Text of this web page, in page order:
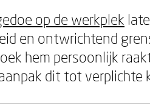
op de werkplek
en ontwrichtend
hem persoonlijk
dit tot verplichte